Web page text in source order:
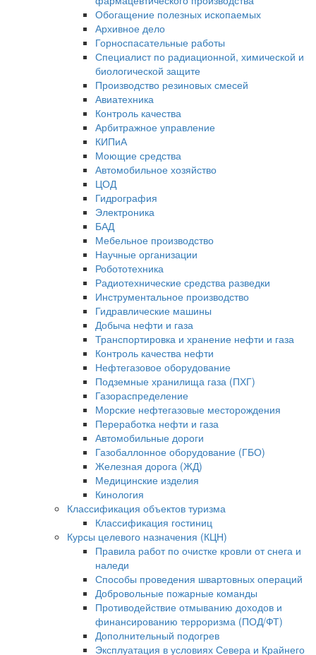
Обогащение полезных ископаемых
Архивное дело
Горноспасательные работы
Специалист по радиационной, химической и
биологической защите
Производство резиновых смесей
Авиатехника
Контроль качества
Арбитражное управление
КИПиА
Моющие средства
Автомобильное хозяйство
ЦОД
Гидрография
Электроника
БАД
Мебельное производство
Научные организации
Робототехника
Радиотехнические средства разведки
Инструментальное производство
Гидравлические машины
Добыча нефти и газа
Транспортировка и хранение нефти и газа
Контроль качества нефти
Нефтегазовое оборудование
Подземные хранилища газа (ПХГ)
Газораспределение
Морские нефтегазовые месторождения
Переработка нефти и газа
Автомобильные дороги
Газобаллонное оборудование (ГБО)
Железная дорога (ЖД)
Медицинские изделия
Кинология
Классификация объектов туризма
Классификация гостиниц
Курсы целевого назначения (КЦН)
Правила работ по очистке кровли от снега и
наледи
Способы проведения швартовных операций
Добровольные пожарные команды
Противодействие отмыванию доходов и
финансированию терроризма (ПОД/ФТ)
Дополнительный подогрев
Эксплуатация в условиях Севера и Крайнего